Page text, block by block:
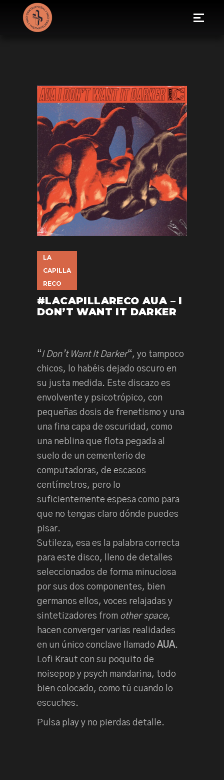
LA
CAPILLA
RECO
#LACAPILLARECO AUA – I
DON’T WANT IT DARKER
“I Don’t Want It Darker“, yo tampoco
chicos, lo habéis dejado oscuro en
su justa medida. Este discazo es
envolvente y psicotrópico, con
pequeñas dosis de frenetismo y una
una fina capa de oscuridad, como
una neblina que flota pegada al
suelo de un cementerio de
computadoras, de escasos
centímetros, pero lo
suficientemente espesa como para
que no tengas claro dónde puedes
pisar.
Sutileza, esa es la palabra correcta
para este disco, lleno de detalles
seleccionados de forma minuciosa
por sus dos componentes, bien
germanos ellos, voces relajadas y
sintetizadores from other space,
hacen converger varias realidades
en un único conclave llamado AUA.
Lofi Kraut con su poquito de
noisepop y psych mandarina, todo
bien colocado, como tú cuando lo
escuches.
Pulsa play y no pierdas detalle.